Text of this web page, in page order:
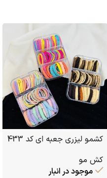
کشمو لیزری جعبه ای کد 433
کش مو
موجود در انبار